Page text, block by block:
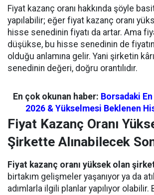
Fiyat kazanç oranı hakkında şöyle
yapılabilir; eğer fiyat kazanç oranı
hisse senedinin fiyatı da artar. Ama
düşükse, bu hisse senedinin de
olduğu anlamına gelir. Yani şirketin
senedinin değeri, doğru orantılıdır.
En çok okunan haber: Borsadaki
2026 & Yükselmesi Beklenen
Fiyat Kazanç Oranı
Şirkette Alınabilecek
Fiyat kazanç oranı yüksek olan
birtakım gelişmeler yaşanıyor ya da
adımlarla ilgili planlar yapılıyor olabilir.